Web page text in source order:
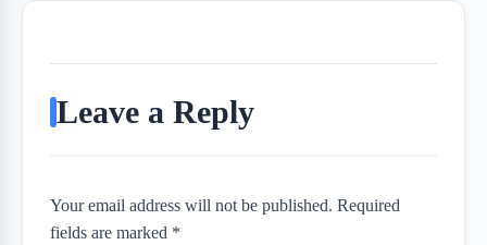
Leave a Reply
Your email address will not be published. Required
fields are marked *